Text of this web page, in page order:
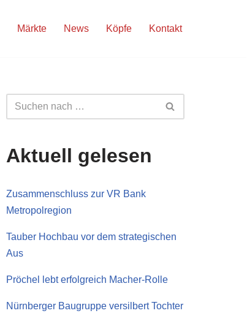
Märkte News Köpfe Kontakt
Aktuell gelesen
Zusammenschluss zur VR Bank
Metropolregion
Tauber Hochbau vor dem strategischen
Aus
Pröchel lebt erfolgreich Macher-Rolle
Nürnberger Baugruppe versilbert Tochter